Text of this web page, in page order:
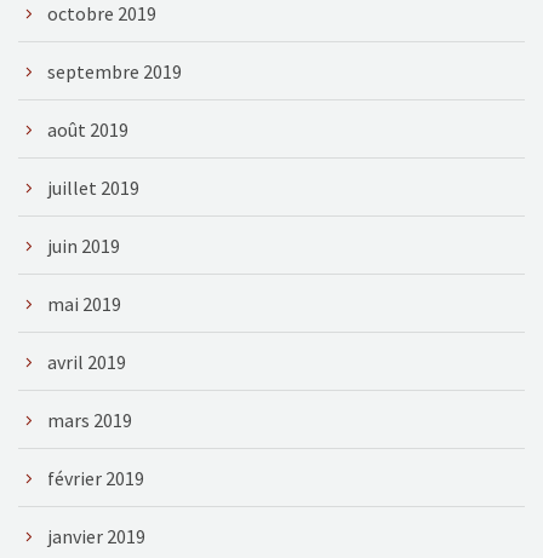
octobre 2019
septembre 2019
août 2019
juillet 2019
juin 2019
mai 2019
avril 2019
mars 2019
février 2019
janvier 2019